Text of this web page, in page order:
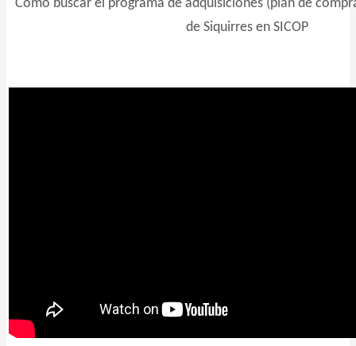
Como buscar el programa de adquisiciones (plan de
de Siquirres en SICOP